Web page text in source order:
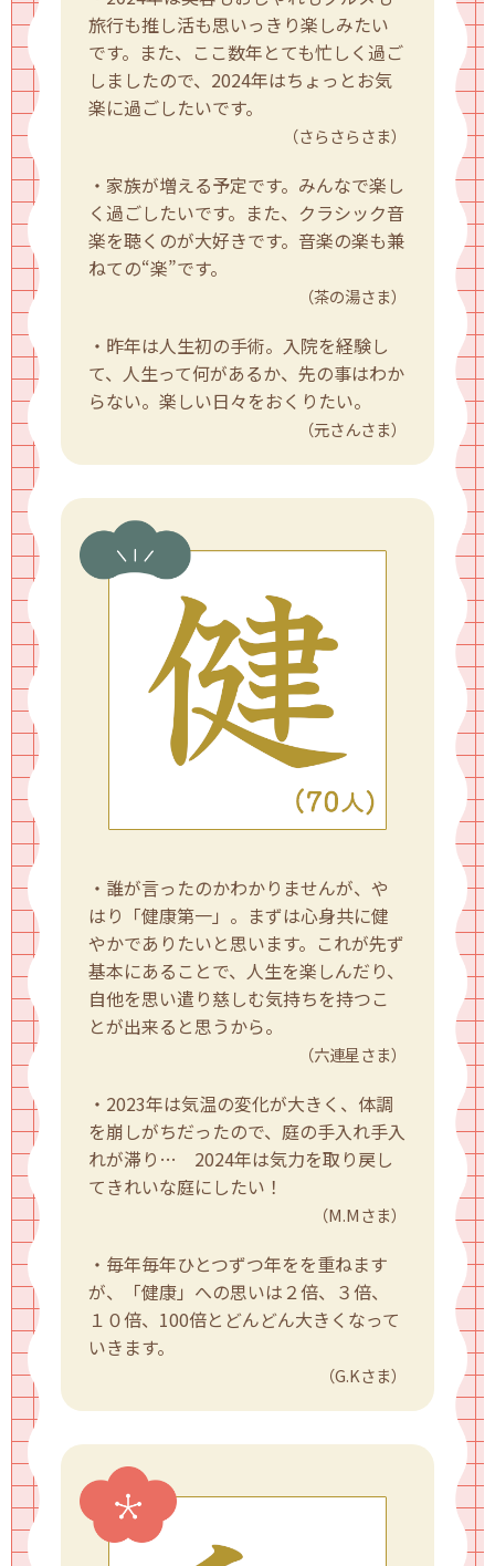
旅行も推し活も思いっきり楽しみたい
です。また、ここ数年とても忙しく過ご
しましたので、2024年はちょっとお気
楽に過ごしたいです。
（さらさらさま）
・家族が増える予定です。みんなで楽し
く過ごしたいです。また、クラシック音
楽を聴くのが大好きです。音楽の楽も兼
ねての“楽”です。
（茶の湯さま）
・昨年は人生初の手術。入院を経験し
て、人生って何があるか、先の事はわか
らない。楽しい日々をおくりたい。
（元さんさま）
・誰が言ったのかわかりませんが、や
はり「健康第一」。まずは心身共に健
やかでありたいと思います。これが先ず
基本にあることで、人生を楽しんだり、
自他を思い遣り慈しむ気持ちを持つこ
とが出来ると思うから。
（六連星さま）
・2023年は気温の変化が大きく、体調
を崩しがちだったので、庭の手入れ手入
れが滞り… 2024年は気力を取り戻し
てきれいな庭にしたい！
（M.Mさま）
・毎年毎年ひとつずつ年をを重ねます
が、「健康」への思いは２倍、３倍、
１０倍、100倍とどんどん大きくなって
いきます。
（G.Kさま）